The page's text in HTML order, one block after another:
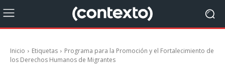
Inicio Etiquetas
Programa para la Promoción y el Fortalecimiento de
los Derechos Humanos de Migrantes